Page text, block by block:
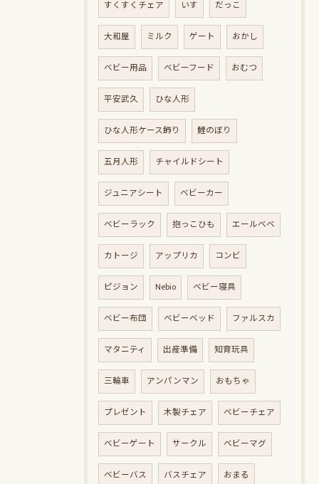
すくすくチェア いす だっこ
大和屋 ミルク ゲート おかし
ベビー用品 ベビーフード おむつ
平安武久 ひな人形
ひな人形ケース飾り 鯉のぼり
五月人形 チャイルドシート
ジュニアシート ベビーカー
ベビーラック 抱っこひも エールベベ
カトージ アップリカ コンビ
ピジョン Nebio ベビー寝具
ベビー布団 ベビーベッド ファルスカ
マタニティ 出産準備 知育玩具
三輪車 アンパンマン おもちゃ
プレゼント 木製チェア ベビーチェア
ベビーゲート サークル ベビーマグ
ベビーバス バスチェア おまる